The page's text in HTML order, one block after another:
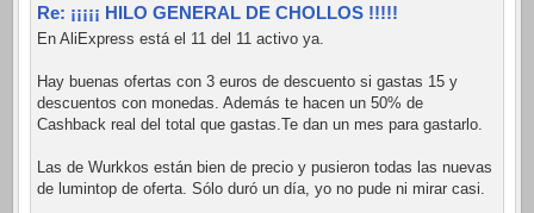
Re: ¡¡¡¡¡ HILO GENERAL DE CHOLLOS !!!!!
En AliExpress está el 11 del 11 activo ya.
Hay buenas ofertas con 3 euros de descuento si gastas 15 y
descuentos con monedas. Además te hacen un 50% de
Cashback real del total que gastas.Te dan un mes para gastarlo.
Las de Wurkkos están bien de precio y pusieron todas las nuevas
de lumintop de oferta. Sólo duró un día, yo no pude ni mirar casi.